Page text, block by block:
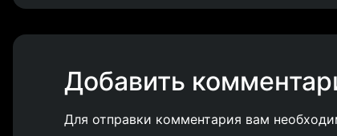
Добавить
Для отправки комментария вам